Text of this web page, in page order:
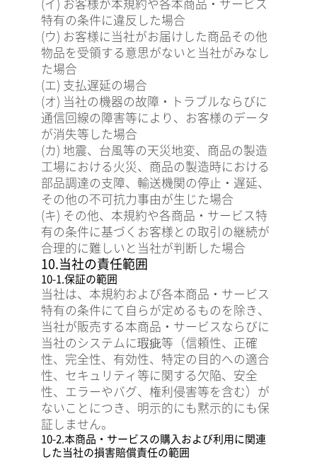
(イ) お客様が本規約や各本商品・サービス
特有の条件に違反した場合
(ウ) お客様に当社がお届けした商品その他
物品を受領する意思がないと当社がみなし
た場合
(エ) 支払遅延の場合
(オ) 当社の機器の故障・トラブルならびに
通信回線の障害等により、お客様のデータ
が消失等した場合
(カ) 地震、台風等の天災地変、商品の製造
工場における火災、商品の製造時における
部品調達の支障、輸送機関の停止・遅延、
その他の不可抗力事由が生じた場合
(キ) その他、本規約や各商品・サービス特
有の条件に基づくお客様との取引の継続が
合理的に難しいと当社が判断した場合
10.当社の責任範囲
10-1.保証の範囲
当社は、本規約および各本商品・サービス
特有の条件にて自らが定めるものを除き、
当社が販売する本商品・サービスならびに
当社のシステムに瑕疵等（信頼性、正確
性、完全性、有効性、特定の目的への適合
性、セキュリティ等に関する欠陥、安全
性、エラーやバグ、権利侵害等を含む）が
ないことにつき、明示的にも黙示的にも保
証しません。
10-2.本商品・サービスの購入および利用に関連
した当社の損害賠償責任の範囲